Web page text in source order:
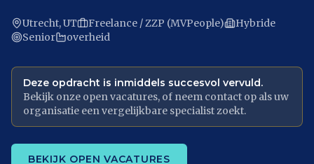
Utrecht, UT Freelance / ZZP (MVPeople)
Hybride
Senior
overheid
Deze opdracht is inmiddels succesvol vervuld.
Bekijk onze open vacatures, of neem contact op als uw
organisatie een vergelijkbare specialist zoekt.
BEKIJK OPEN VACATURES